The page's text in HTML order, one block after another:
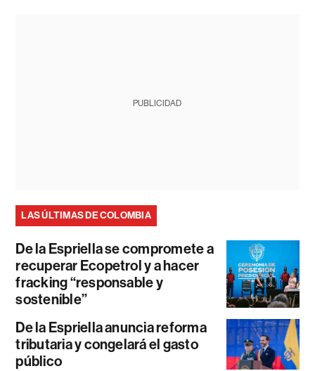
PUBLICIDAD
LAS ÚLTIMAS DE COLOMBIA
De la Espriella se compromete a
recuperar Ecopetrol y a hacer
fracking “responsable y
sostenible”
De la Espriella anuncia reforma
tributaria y congelará el gasto
público